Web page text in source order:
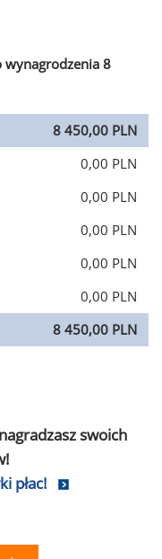
wynagrodzenia 8
8 450,00 PLN
0,00 PLN
0,00 PLN
0,00 PLN
0,00 PLN
0,00 PLN
8 450,00 PLN
swoich
płac!